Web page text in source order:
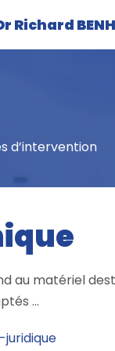
Richard
d’intervention
au matériel
…
juridique